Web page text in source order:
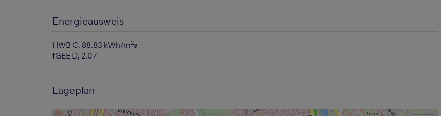
Energieausweis
HWB C, 88.83 kWh/m2a
fGEE D, 2,07
Lageplan